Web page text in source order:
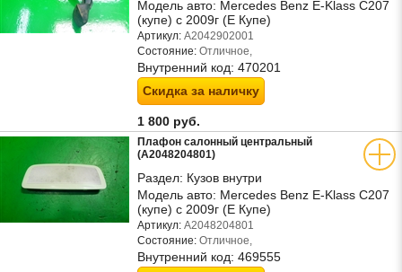
Модель авто: Mercedes Benz E-Klass C207
(купе) с 2009г (Е Купе)
Артикул: A2042902001
Состояние: Отличное,
Внутренний код: 470201
Скидка за наличку
1 800 руб.
Плафон салонный центральный
(A2048204801)
Раздел: Кузов внутри
Модель авто: Mercedes Benz E-Klass C207
(купе) с 2009г (Е Купе)
Артикул: A2048204801
Состояние: Отличное,
Внутренний код: 469555